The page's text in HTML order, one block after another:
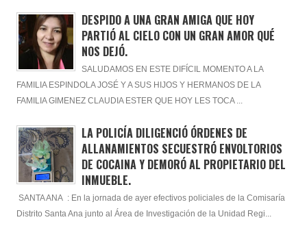
DESPIDO A UNA GRAN AMIGA QUE HOY
PARTIÓ AL CIELO CON UN GRAN AMOR QUÉ
NOS DEJÓ.
SALUDAMOS EN ESTE DIFÍCIL MOMENTO A LA
FAMILIA ESPINDOLA JOSÉ Y A SUS HIJOS Y HERMANOS DE LA
FAMILIA GIMENEZ CLAUDIA ESTER QUE HOY LES TOCA ...
LA POLICÍA DILIGENCIÓ ÓRDENES DE
ALLANAMIENTOS SECUESTRÓ ENVOLTORIOS
DE COCAINA Y DEMORÓ AL PROPIETARIO DEL
INMUEBLE.
SANTA ANA : En la jornada de ayer efectivos policiales de la Comisaría
Distrito Santa Ana junto al Área de Investigación de la Unidad Regi...